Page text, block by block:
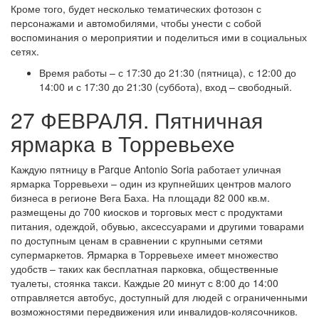
Кроме того, будет несколько тематических фотозон с
персонажами и автомобилями, чтобы унести с собой
воспоминания о мероприятии и поделиться ими в социальных
сетях.
Время работы – с 17:30 до 21:30 (пятница), с 12:00 до
14:00 и с 17:30 до 21:30 (суббота), вход – свободный.
27 ФЕВРАЛЯ. Пятничная
ярмарка в Торревьехе
Каждую пятницу в Parque Antonio Soria работает уличная
ярмарка Торревьехи – один из крупнейших центров малого
бизнеса в регионе Вега Баха. На площади 82 000 кв.м.
размещены до 700 киосков и торговых мест с продуктами
питания, одеждой, обувью, аксессуарами и другими товарами
по доступным ценам в сравнении с крупными сетями
супермаркетов. Ярмарка в Торревьехе имеет множество
удобств – таких как бесплатная парковка, общественные
туалеты, стоянка такси. Каждые 20 минут с 8:00 до 14:00
отправляется автобус, доступный для людей с ограниченными
возможностями передвижения или инвалидов-колясочников.